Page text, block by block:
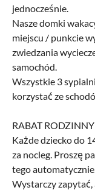
jednocześnie.
Nasze domki
miejscu / punkcie
zwiedzania
samochód.
Wszystkie 3
korzystać ze
RABAT
Każde dziecko do
za nocleg. Proszę
tego automatycznie.
Wystarczy zapytać,